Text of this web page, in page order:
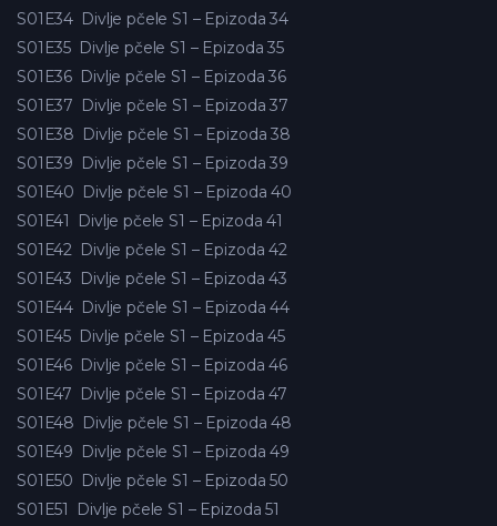
S01E34 Divlje pčele S1 – Epizoda 34
S01E35 Divlje pčele S1 – Epizoda 35
S01E36 Divlje pčele S1 – Epizoda 36
S01E37 Divlje pčele S1 – Epizoda 37
S01E38 Divlje pčele S1 – Epizoda 38
S01E39 Divlje pčele S1 – Epizoda 39
S01E40 Divlje pčele S1 – Epizoda 40
S01E41
Divlje pčele S1 – Epizoda 41
S01E42 Divlje pčele S1 – Epizoda 42
S01E43 Divlje pčele S1 – Epizoda 43
S01E44 Divlje pčele S1 – Epizoda 44
S01E45 Divlje pčele S1 – Epizoda 45
S01E46 Divlje pčele S1 – Epizoda 46
S01E47 Divlje pčele S1 – Epizoda 47
S01E48 Divlje pčele S1 – Epizoda 48
S01E49 Divlje pčele S1 – Epizoda 49
S01E50 Divlje pčele S1 – Epizoda 50
S01E51
Divlje pčele S1 – Epizoda 51